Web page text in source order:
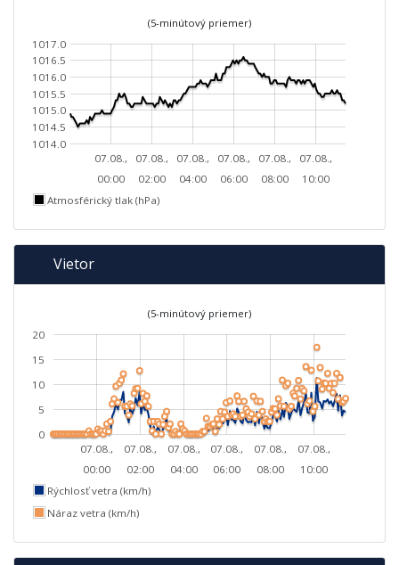
(5-minútový priemer)
07.08.,
00:00
07.08.,
02:00
07.08.,
04:00
07.08.,
06:00
07.08.,
08:00
07.08.,
10:00
1014.0
1014.5
1015.0
1015.5
1016.0
1016.5
1017.0
Atmosférický tlak (hPa)
Vietor
(5-minútový priemer)
07.08.,
00:00
07.08.,
02:00
07.08.,
04:00
07.08.,
06:00
07.08.,
08:00
07.08.,
10:00
0
5
10
15
20
Rýchlosť vetra (km/h)
Náraz vetra (km/h)